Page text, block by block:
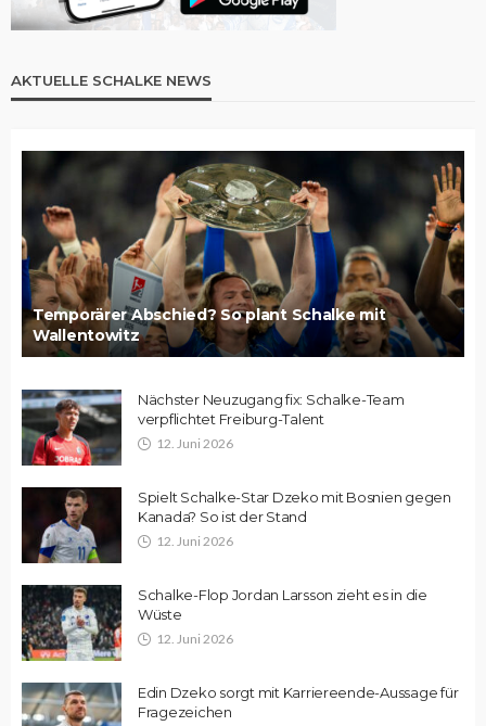
AKTUELLE SCHALKE NEWS
Temporärer Abschied? So plant Schalke mit
Wallentowitz
Nächster Neuzugang fix: Schalke-Team
verpflichtet Freiburg-Talent
12. Juni 2026
Spielt Schalke-Star Dzeko mit Bosnien gegen
Kanada? So ist der Stand
12. Juni 2026
Schalke-Flop Jordan Larsson zieht es in die
Wüste
12. Juni 2026
Edin Dzeko sorgt mit Karriereende-Aussage für
Fragezeichen